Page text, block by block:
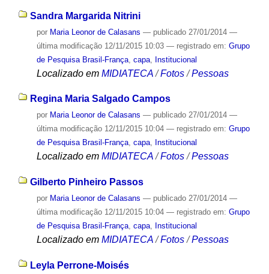
Sandra Margarida Nitrini
por Maria Leonor de Calasans — publicado27/01/2014 —
última modificação12/11/2015 10:03 — registrado em: Grupo
de Pesquisa Brasil-França, capa, Institucional
Localizado em MIDIATECA /Fotos /Pessoas
Regina Maria Salgado Campos
por Maria Leonor de Calasans — publicado27/01/2014 —
última modificação12/11/2015 10:04 — registrado em: Grupo
de Pesquisa Brasil-França, capa, Institucional
Localizado em MIDIATECA /Fotos /Pessoas
Gilberto Pinheiro Passos
por Maria Leonor de Calasans — publicado27/01/2014 —
última modificação12/11/2015 10:04 — registrado em: Grupo
de Pesquisa Brasil-França, capa, Institucional
Localizado em MIDIATECA /Fotos /Pessoas
Leyla Perrone-Moisés